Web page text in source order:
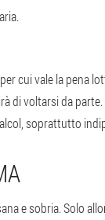
cui vale la pena
di voltarsi da
soprattutto
e sobria. Solo